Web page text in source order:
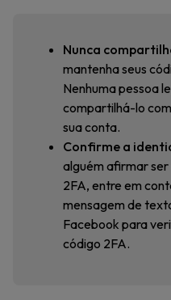
Nunca
mantenha seus
Nenhuma pessoa
compartilhá-lo
sua conta.
Confirme a
alguém afirmar
2FA, entre em
mensagem de
Facebook para
código 2FA.